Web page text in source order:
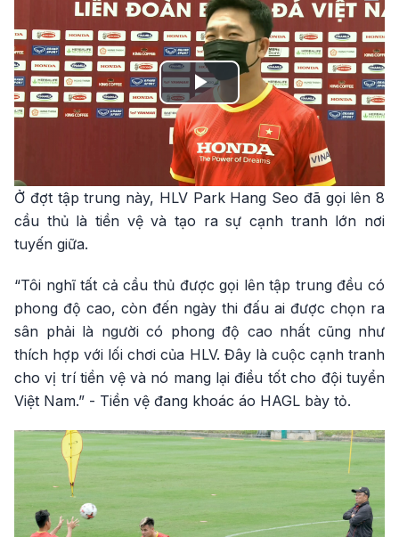
Play
Video
Ở đợt tập trung này, HLV Park Hang Seo đã gọi lên 8
cầu thủ là tiền vệ và tạo ra sự cạnh tranh lớn nơi
tuyến giữa.
“Tôi nghĩ tất cả cầu thủ được gọi lên tập trung đều có
phong độ cao, còn đến ngày thi đấu ai được chọn ra
sân phải là người có phong độ cao nhất cũng như
thích hợp với lối chơi của HLV. Đây là cuộc cạnh tranh
cho vị trí tiền vệ và nó mang lại điều tốt cho đội tuyển
Việt Nam.” - Tiền vệ đang khoác áo HAGL bày tỏ.